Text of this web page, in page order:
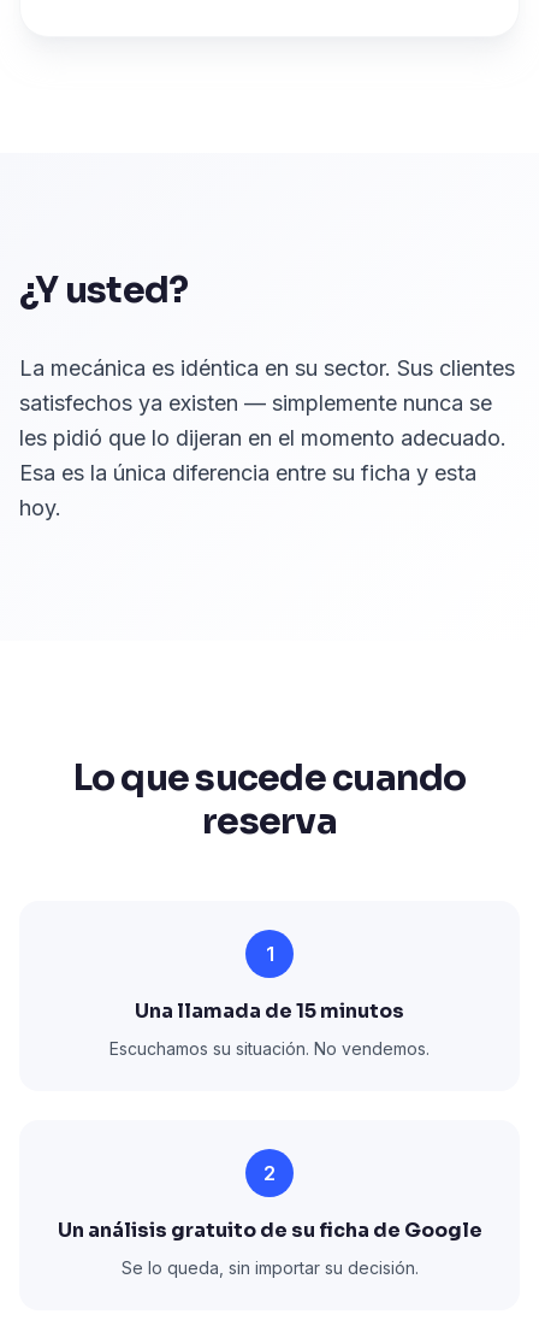
¿Y usted?
La mecánica es idéntica en su sector. Sus clientes
satisfechos ya existen — simplemente nunca se
les pidió que lo dijeran en el momento adecuado.
Esa es la única diferencia entre su ficha y esta
hoy.
Lo que sucede cuando
reserva
1
Una llamada de 15 minutos
Escuchamos su situación. No vendemos.
2
Un análisis gratuito de su ficha de Google
Se lo queda, sin importar su decisión.